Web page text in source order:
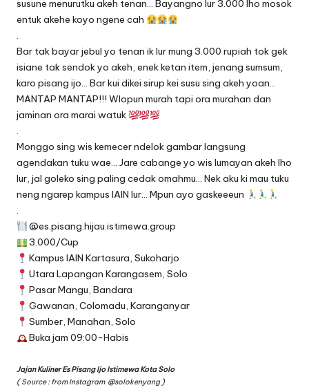
susune menurutku akeh tenan… Bayangno lur 3.000 lho mosok
entuk akehe koyo ngene cah
.
Bar tak bayar jebul yo tenan ik lur mung 3.000 rupiah tok gek
isiane tak sendok yo akeh, enek ketan item, jenang sumsum,
karo pisang ijo… Bar kui dikei sirup kei susu sing akeh yoan…
MANTAP MANTAP!!! Wlopun murah tapi ora murahan dan
jaminan ora marai watuk
.
Monggo sing wis kemecer ndelok gambar langsung
agendakan tuku wae… Jare cabange yo wis lumayan akeh lho
lur, jal goleko sing paling cedak omahmu… Nek aku ki mau tuku
neng ngarep kampus IAIN lur… Mpun ayo gaskeeeun
.
@es.pisang.hijau.istimewa.group
3.000/Cup
Kampus IAIN Kartasura, Sukoharjo
Utara Lapangan Karangasem, Solo
Pasar Mangu, Bandara
Gawanan, Colomadu, Karanganyar
Sumber, Manahan, Solo
Buka jam 09:00-Habis
Jajan Kuliner Es Pisang Ijo Istimewa Kota Solo
( Source : from Instagram @solokenyang)